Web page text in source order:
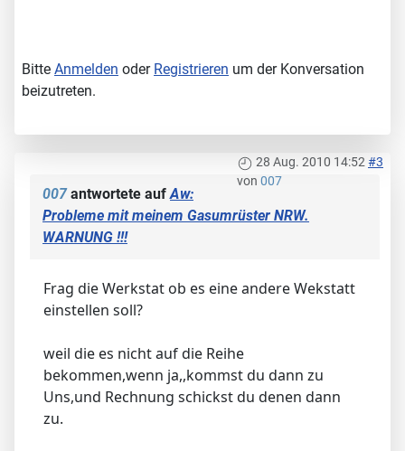
Bitte Anmelden oder Registrieren um der Konversation
beizutreten.
28 Aug. 2010 14:52#3
von 007
007antwortete aufAw:
Probleme mit meinem Gasumrüster NRW.
WARNUNG !!!
Frag die Werkstat ob es eine andere Wekstatt
einstellen soll?
weil die es nicht auf die Reihe
bekommen,wenn ja,,kommst du dann zu
Uns,und Rechnung schickst du denen dann
zu.